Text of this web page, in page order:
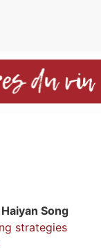
Haiyan Song
strategies